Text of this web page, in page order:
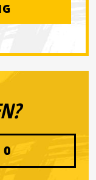
0